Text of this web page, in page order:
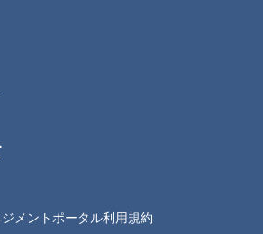
メントポータル利用規約